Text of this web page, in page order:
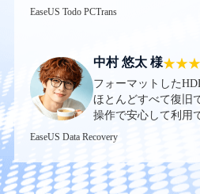
EaseUS Todo PCTrans
中村 悠太 様
フォーマットした
ほとんどすべて復旧
操作で安心して利用
EaseUS Data Recovery